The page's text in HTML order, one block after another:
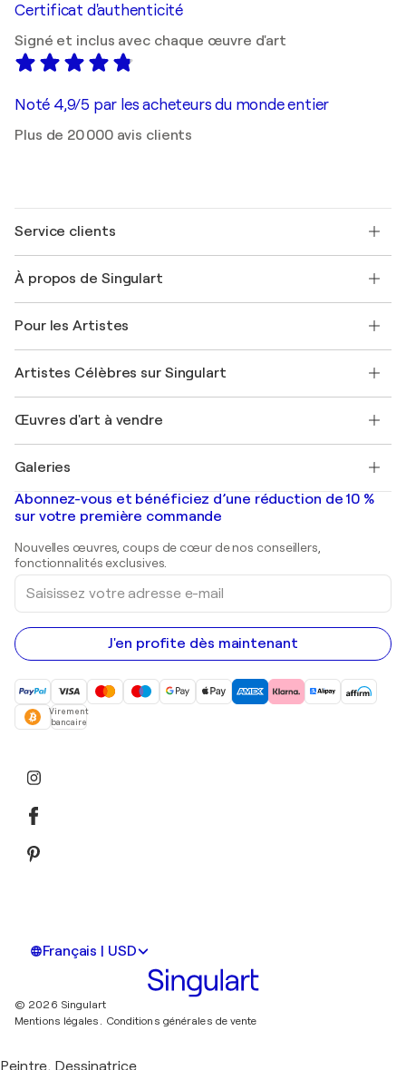
Certificat d'authenticité
Signé et inclus avec chaque œuvre d'art
Noté 4,9/5 par les acheteurs du monde entier
Plus de 20 000 avis clients
Service clients
Expédition
Offrir une carte cadeau
Rejoignez notre programme commercial
Mon compte
+33 1 76 44 06 42
À propos de Singulart
FAQ
Magazine Singulart
Emplois
Découvrez une sélection d'art original
Pour les Artistes
Se connecter en tant qu'Artiste
Artistes Célèbres sur Singulart
Marc Chagall
Banksy
Mr. Brainwash
Shepard Fairey
Œuvres d'art à vendre
Tableaux abstraits à vendre
Peintures de paysage
Estampes
Peintures acryliques
Galeries
Galeries d'art en France
Galeries d'art en Belgique
Abonnez-vous et bénéficiez d’une réduction de 10 %
sur votre première commande
Nouvelles œuvres, coups de cœur de nos conseillers,
fonctionnalités exclusives.
Saisissez
votre
adresse
e-
mail
J'en profite dès maintenant
Virement
bancaire
Français | USD
© 2026 Singulart
Mentions légales.
Conditions générales de vente
Peintre, Dessinatrice